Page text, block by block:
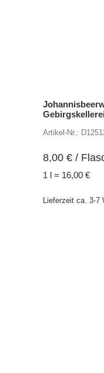
Gebirgskellerei
Artikel-Nr.:
8,00 € /
1 l = 16,00 €
Lieferzeit ca. 3-